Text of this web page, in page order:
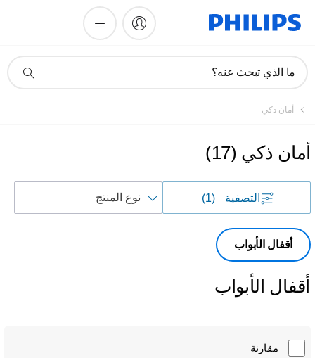
دعم
ما الذي تبحث عنه؟
أمان ذكي
أمان ذكي (
17
)
التصفية
حسب
أقفال الأبواب
أقفال الأبواب
مقارنة